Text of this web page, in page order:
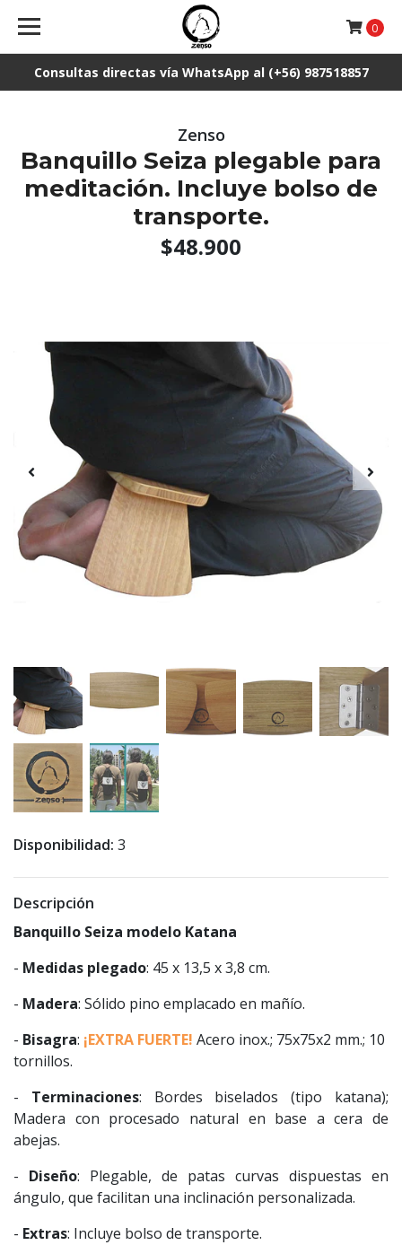
Consultas directas vía WhatsApp al (+56) 987518857
0
Zenso
Banquillo Seiza plegable para
meditación. Incluye bolso de
transporte.
$48.900
Disponibilidad: 3
Descripción
Banquillo Seiza modelo Katana
- Medidas plegado: 45 x 13,5 x 3,8 cm.
- Madera: Sólido pino emplacado en mañío.
- Bisagra: ¡EXTRA FUERTE! Acero inox.; 75x75x2 mm.; 10
tornillos.
- Terminaciones: Bordes biselados (tipo katana);
Madera con procesado natural en base a cera de
abejas.
- Diseño: Plegable, de patas curvas dispuestas en
ángulo, que facilitan una inclinación personalizada.
- Extras: Incluye bolso de transporte.